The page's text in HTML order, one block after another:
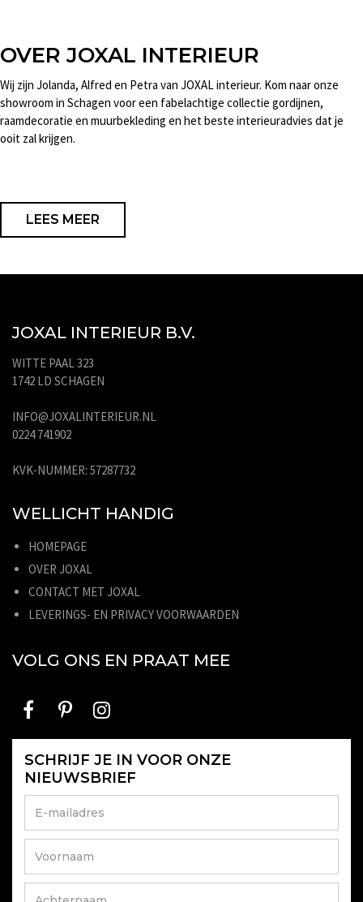
OVER JOXAL INTERIEUR
Wij zijn Jolanda, Alfred en Petra van JOXAL interieur. Kom naar onze
showroom in Schagen voor een fabelachtige collectie gordijnen,
raamdecoratie en muurbekleding en het beste interieuradvies dat je
ooit zal krijgen.
LEES MEER
JOXAL INTERIEUR B.V.
WITTE PAAL 323
1742 LD SCHAGEN
INFO@JOXALINTERIEUR.NL
0224 741902
KVK-NUMMER: 57287732
WELLICHT HANDIG
HOMEPAGE
OVER JOXAL
CONTACT MET JOXAL
LEVERINGS- EN PRIVACY VOORWAARDEN
VOLG ONS EN PRAAT MEE
SCHRIJF JE IN VOOR ONZE
NIEUWSBRIEF